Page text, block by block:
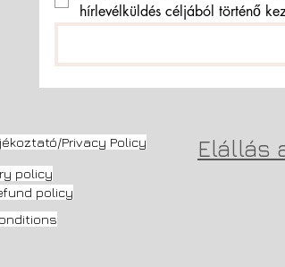
hírlevélküldés céljából történő
Privacy Policy Elállás
policy
policy